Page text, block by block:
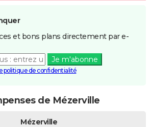
et bons plans directement par e-
Je m'abonne
politique de confidentialité
de Mézerville
Mézerville